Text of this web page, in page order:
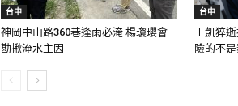
台中
神岡中山路360巷逢雨必淹 楊瓊瓔會
勘揪淹水主因
台中
王凱猝
險的不